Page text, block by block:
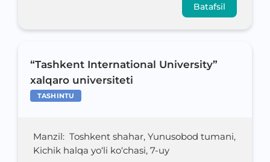
Batafsil
“Tashkent International University”
xalqaro universiteti
TASHINTU
Manzil: Toshkent shahar, Yunusobod tumani,
Kichik halqa yo‘li ko‘chasi, 7-uy